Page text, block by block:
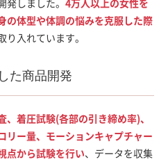
の体型や体調の悩みを克服した際
り入れています。
た商品開発
、着圧試験(各部の引き締め率)、
リー量、モーションキャプチャー
点から試験を行い、データを収集